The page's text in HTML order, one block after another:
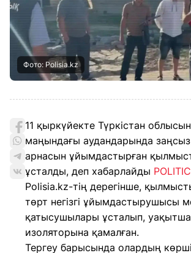
Фото: Polisia.kz
11 қыркүйекте Түркістан
маңындағы аудандарында
арнасын ұйымдастырған
ұсталды, деп хабарлайды
Polisia.kz-тің дерегінше,
төрт негізгі ұйымдастырушысы
қатысушылары ұсталып,
изоляторына қамалған.
Тергеу барысында олардың